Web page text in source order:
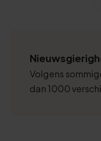
Volgens
dan 1000